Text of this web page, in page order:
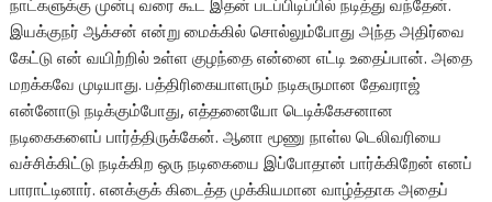
இயக்குநர் ஆக்சன் என்று மைக்கில் சொல்லும்போது அந்த அதிர்வை
கேட்டு என் வயிற்றில் உள்ள குழந்தை என்னை எட்டி உதைப்பான். அதை
மறக்கவே முடியாது. பத்திரிகையாளரும் நடிகருமான தேவராஜ்
என்னோடு நடிக்கும்போது, எத்தனையோ டெடிக்கேசனான
நடிகைகளைப் பார்த்திருக்கேன். ஆனா மூணு நாள்ல டெலிவரியை
வச்சிக்கிட்டு நடிக்கிற ஒரு நடிகையை இப்போதான் பார்க்கிறேன் எனப்
பாராட்டினார். எனக்குக் கிடைத்த முக்கியமான வாழ்த்தாக அதைப்